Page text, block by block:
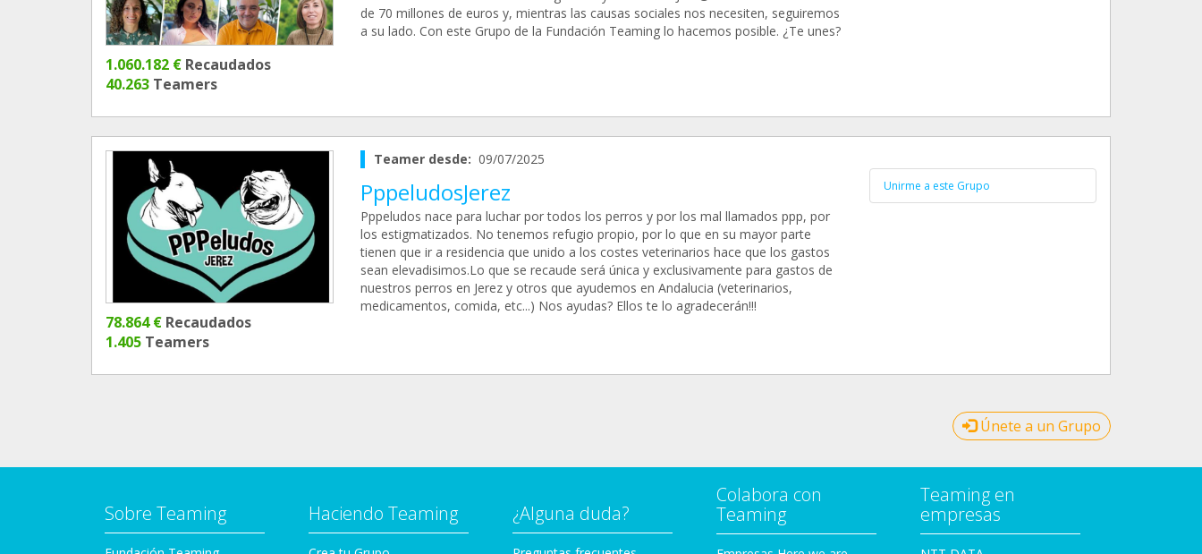
1.060.182 € Recaudados
40.263 Teamers
de 70 millones de euros y, mientras las causas sociales nos necesiten, seguiremos
a su lado. Con este Grupo de la Fundación Teaming lo hacemos posible. ¿Te unes?
78.864 € Recaudados
1.405 Teamers
Teamer desde: 09/07/2025
PppeludosJerez
Pppeludos nace para luchar por todos los perros y por los mal llamados ppp, por
los estigmatizados. No tenemos refugio propio, por lo que en su mayor parte
tienen que ir a residencia que unido a los costes veterinarios hace que los gastos
sean elevadisimos.Lo que se recaude será única y exclusivamente para gastos de
nuestros perros en Jerez y otros que ayudemos en Andalucia (veterinarios,
medicamentos, comida, etc...) Nos ayudas? Ellos te lo agradecerán!!!
Unirme a este Grupo
Únete a un Grupo
Sobre Teaming Haciendo Teaming ¿Alguna duda?
Colabora con
Teaming
Teaming en
empresas